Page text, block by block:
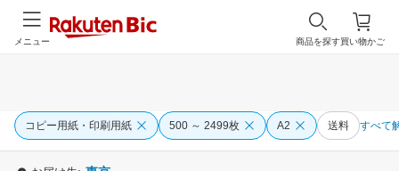
買い物かご
商品を探す
メニュー
コピー用紙・印刷用紙 500 ～ 2499枚 A2 送料 すべて